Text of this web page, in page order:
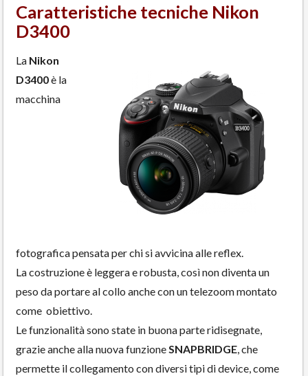
Caratteristiche tecniche Nikon
D3400
La Nikon
D3400è la
macchina
fotografica pensata per chi si avvicina alle reflex.
La costruzione è leggera e robusta, così non diventa un
peso da portare al collo anche con un telezoom montato
come obiettivo.
Le funzionalità sono state in buona parte ridisegnate,
grazie anche alla nuova funzione SNAPBRIDGE , che
permette il collegamento con diversi tipi di device, come